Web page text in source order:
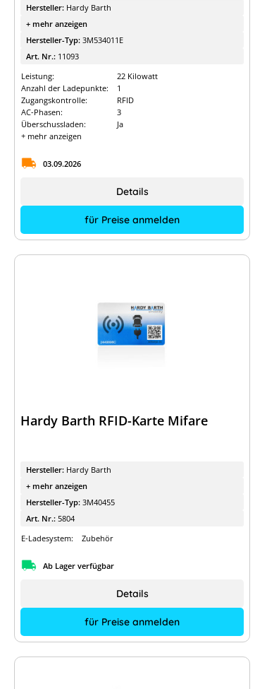
Hersteller: Hardy Barth
+ mehr anzeigen
Hersteller-Typ: 3M534011E
Art. Nr.: 11093
Leistung:
22 Kilowatt
Anzahl der Ladepunkte:
1
Zugangskontrolle:
RFID
AC-Phasen:
3
Überschussladen:
Ja
+ mehr anzeigen
03.09.2026
für Preise anmelden
Details
Hardy Barth RFID-Karte Mifare
Hersteller: Hardy Barth
+ mehr anzeigen
Hersteller-Typ: 3M40455
Art. Nr.: 5804
E-Ladesystem:
Zubehör
Ab Lager verfügbar
für Preise anmelden
Details